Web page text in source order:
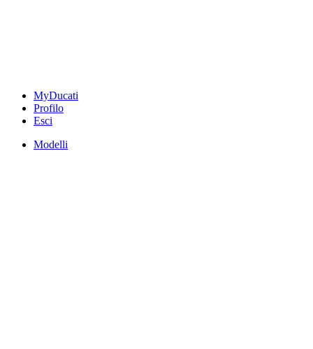
MyDucati
Profilo
Esci
Modelli